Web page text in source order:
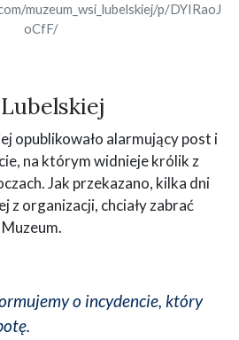
muzeum_wsi_lubelskiej/p/DYIRaoJ
oCfF/
opublikowało alarmujący post i
na którym widnieje królik z
Jak przekazano, kilka dni
z organizacji, chciały zabrać
o incydencie, który